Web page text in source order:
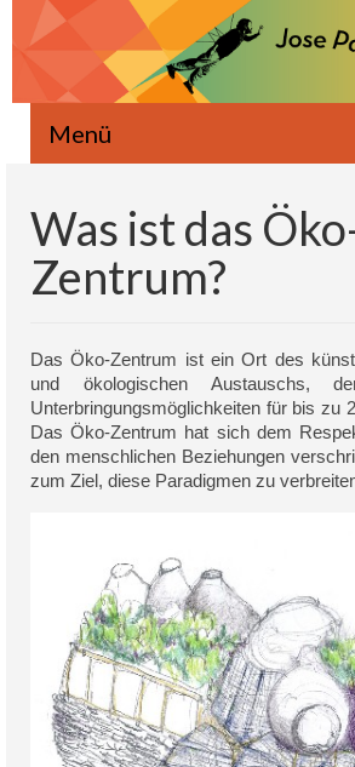
Menü
Neuigkeiten
Geschrieben
Mündlich
Projekte
Ökologie
Eventos
Über mich
Kontakt
Was ist das
Zentrum?
Das Öko-Zentrum ist ein Ort des
und ökologischen Austauschs,
Unterbringungsmöglichkeiten für bis zu
Das Öko-Zentrum hat sich dem
den menschlichen Beziehungen
zum Ziel, diese Paradigmen zu